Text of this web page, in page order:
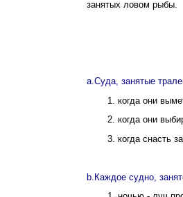
занятых ловом рыбы.
a.Суда, занятые
1. когда они
2. когда они
3. когда снасть
b.Каждое судно,